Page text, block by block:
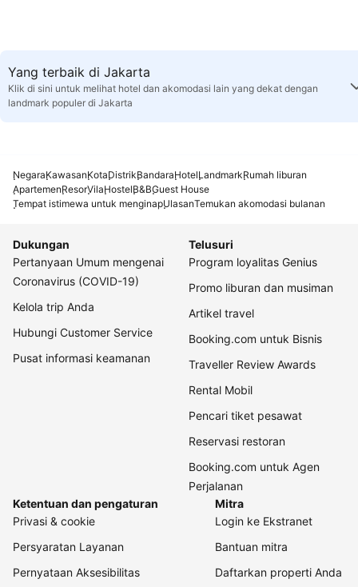
Yang terbaik di Jakarta
Klik di sini untuk melihat hotel dan akomodasi lain yang dekat dengan
landmark populer di Jakarta
NegaraKawasanKotaDistrikBandaraHotelLandmarkRumah liburan
ApartemenResorVilaHostelB&BGuest House
Tempat istimewa untuk menginapUlasanTemukan akomodasi bulanan
Dukungan
Pertanyaan Umum mengenai
Coronavirus (COVID-19)
Kelola trip Anda
Hubungi Customer Service
Pusat informasi keamanan
Telusuri
Program loyalitas Genius
Promo liburan dan musiman
Artikel travel
Booking.com untuk Bisnis
Traveller Review Awards
Rental Mobil
Pencari tiket pesawat
Reservasi restoran
Booking.com untuk Agen
Perjalanan
Ketentuan dan pengaturan
Privasi & cookie
Persyaratan Layanan
Pernyataan Aksesibilitas
Mitra
Login ke Ekstranet
Bantuan mitra
Daftarkan properti Anda